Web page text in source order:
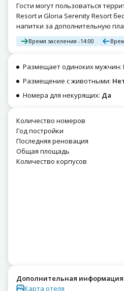
Гости могут пользоваться
Resort и Gloria Serenity Resort
напитки за дополнительную
Время заселения -14:00
Размещает одиноких мужчин:
Размещение с животными:
Номера для некурящих: Да
Количество номеров
Год постройки
Последняя реновация
Общая площадь
Количество корпусов
Дополнительная информация
Карта отеля